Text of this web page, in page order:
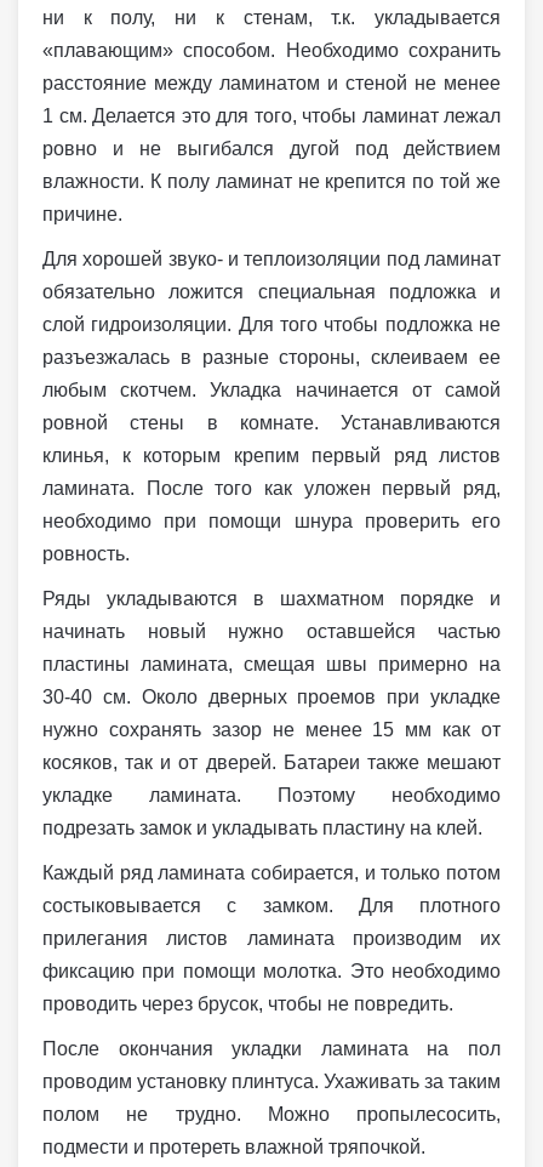
ни к полу, ни к стенам, т.к. укладывается
«плавающим» способом. Необходимо сохранить
расстояние между ламинатом и стеной не менее
1 см. Делается это для того, чтобы ламинат лежал
ровно и не выгибался дугой под действием
влажности. К полу ламинат не крепится по той же
причине.
Для хорошей звуко- и теплоизоляции под ламинат
обязательно ложится специальная подложка и
слой гидроизоляции. Для того чтобы подложка не
разъезжалась в разные стороны, склеиваем ее
любым скотчем. Укладка начинается от самой
ровной стены в комнате. Устанавливаются
клинья, к которым крепим первый ряд листов
ламината. После того как уложен первый ряд,
необходимо при помощи шнура проверить его
ровность.
Ряды укладываются в шахматном порядке и
начинать новый нужно оставшейся частью
пластины ламината, смещая швы примерно на
30-40 см. Около дверных проемов при укладке
нужно сохранять зазор не менее 15 мм как от
косяков, так и от дверей. Батареи также мешают
укладке ламината. Поэтому необходимо
подрезать замок и укладывать пластину на клей.
Каждый ряд ламината собирается, и только потом
состыковывается с замком. Для плотного
прилегания листов ламината производим их
фиксацию при помощи молотка. Это необходимо
проводить через брусок, чтобы не повредить.
После окончания укладки ламината на пол
проводим установку плинтуса. Ухаживать за таким
полом не трудно. Можно пропылесосить,
подмести и протереть влажной тряпочкой.